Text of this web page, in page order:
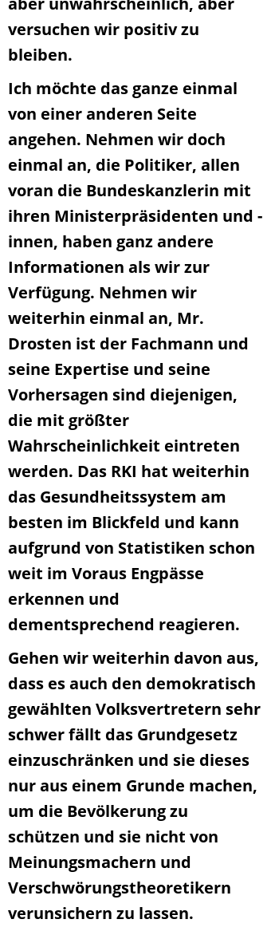
versuchen wir positiv zu
bleiben.
Ich möchte das ganze einmal
von einer anderen Seite
angehen. Nehmen wir doch
einmal an, die Politiker, allen
voran die Bundeskanzlerin mit
ihren Ministerpräsidenten und -
innen, haben ganz andere
Informationen als wir zur
Verfügung. Nehmen wir
weiterhin einmal an, Mr.
Drosten ist der Fachmann und
seine Expertise und seine
Vorhersagen sind diejenigen,
die mit größter
Wahrscheinlichkeit eintreten
werden. Das RKI hat weiterhin
das Gesundheitssystem am
besten im Blickfeld und kann
aufgrund von Statistiken schon
weit im Voraus Engpässe
erkennen und
dementsprechend reagieren.
Gehen wir weiterhin davon aus,
dass es auch den demokratisch
gewählten Volksvertretern sehr
schwer fällt das Grundgesetz
einzuschränken und sie dieses
nur aus einem Grunde machen,
um die Bevölkerung zu
schützen und sie nicht von
Meinungsmachern und
Verschwörungstheoretikern
verunsichern zu lassen.